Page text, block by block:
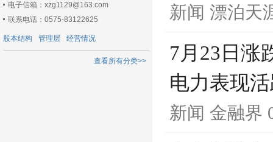
电子信箱：xzg1129@163.com
联系电话：0575-83122625
股本结构 管理层 经营情况
查看所有分类>>
新闻 漂泊天
7月23日涨
电力表现
新闻 金融界